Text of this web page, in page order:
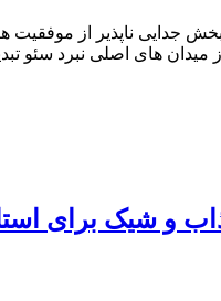
جدایی ناپذیر از
میدان های اصلی نبرد سئو